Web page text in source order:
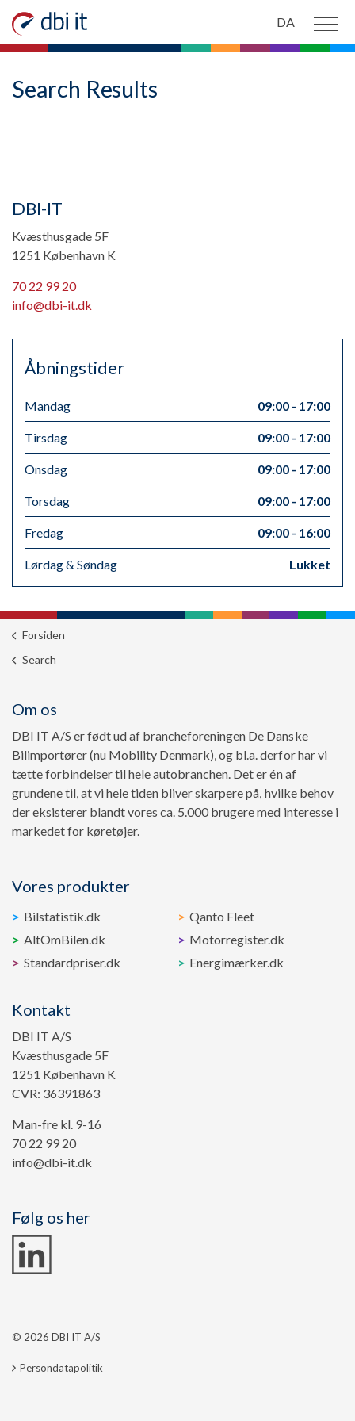
DA
Search Results
DBI-IT
Kvæsthusgade 5F
1251 København K
70 22 99 20
info@dbi-it.dk
Åbningstider
Mandag 09:00 - 17:00
Tirsdag 09:00 - 17:00
Onsdag 09:00 - 17:00
Torsdag 09:00 - 17:00
Fredag 09:00 - 16:00
Lørdag & Søndag Lukket
Forsiden
Search
Om os
DBI IT A/S er født ud af brancheforeningen De Danske
Bilimportører (nu Mobility Denmark), og bl.a. derfor har vi
tætte forbindelser til hele autobranchen. Det er én af
grundene til, at vi hele tiden bliver skarpere på, hvilke behov
der eksisterer blandt vores ca. 5.000 brugere med interesse i
markedet for køretøjer.
Vores produkter
Bilstatistik.dk
Qanto Fleet
AltOmBilen.dk
Motorregister.dk
Standardpriser.dk
Energimærker.dk
Kontakt
DBI IT A/S
Kvæsthusgade 5F
1251 København K
CVR: 36391863
Man-fre kl. 9-16
70 22 99 20
info@dbi-it.dk
Følg os her
© 2026 DBI IT A/S
Persondatapolitik